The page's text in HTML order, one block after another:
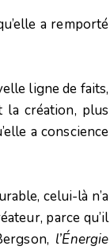
a remporté
ligne de faits,
création, plus
a conscience
celui-là n’a
parce qu’il
l’Énergie